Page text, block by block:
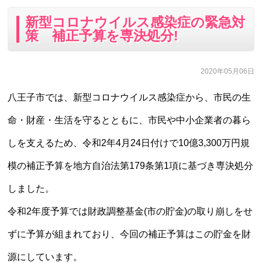
新型コロナウイルス感染症の緊急対
策 補正予算を専決処分!
2020年05月06日
八王子市では、新型コロナウイルス感染症から、市民の生
命・財産・生活を守るとともに、市民や中小企業者の暮ら
しを支えるため、令和2年4月24日付けで10億3,300万円規
模の補正予算を地方自治法第179条第1項に基づき専決処分
しました。
令和2年度予算では財政調整基金(市の貯金)の取り崩しをせ
ずに予算が組まれており、今回の補正予算はこの貯金を財
源にしています。